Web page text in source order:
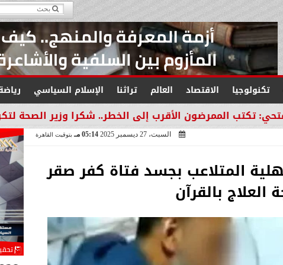
تكنولوجيا الاقتصاد العالم تراثنا الإسلام السياسي
الأقرب إلى الخطر.. شكرا وزير الصحة لتكريم العمود
السبت، 27 ديسمبر 2025 05:14 مـ بتوقيت القاهرة
المتلاعب بجسد فتاة كفر صقر
العلاج بالقرآن